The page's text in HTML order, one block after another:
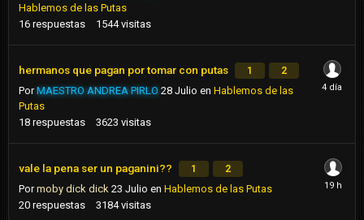
Hablemos de las Putas
16 respuestas 1544 visitas
hermanos que pagan por tomar con putas 1 2
PorMAESTRO ANDREA PIRLO 28 Julio en Hablemos de las
Putas
18 respuestas 3623 visitas
vale la pena ser un paganini?? 1 2
Pormoby dick dick 23 Julio en Hablemos de las Putas
20 respuestas 3184 visitas